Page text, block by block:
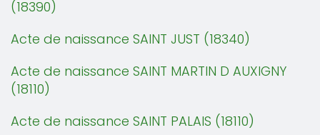
(18390)
Acte de naissance SAINT JUST (18340)
Acte de naissance SAINT MARTIN D AUXIGNY
(18110)
Acte de naissance SAINT PALAIS (18110)